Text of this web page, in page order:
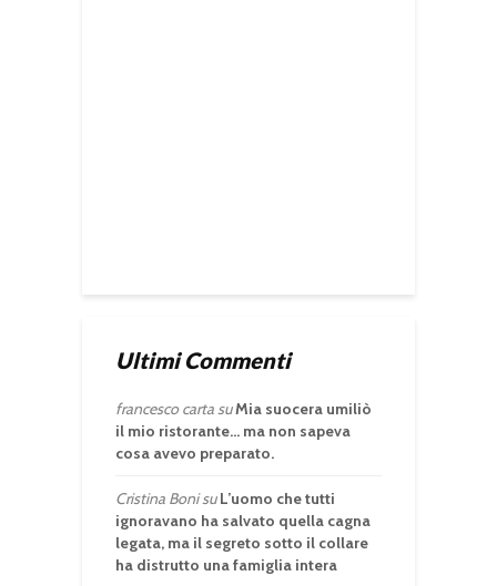
Ultimi Commenti
francesco cartasuMia suocera umiliò
il mio ristorante… ma non sapeva
cosa avevo preparato.
Cristina BonisuL’uomo che tutti
ignoravano ha salvato quella cagna
legata, ma il segreto sotto il collare
ha distrutto una famiglia intera